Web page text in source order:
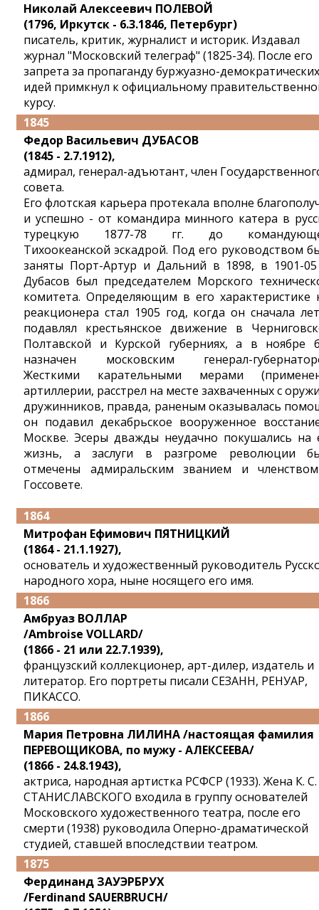
Николай Алексеевич ПОЛЕВОЙ
(1796, Иркутск - 6.3.1846, Петербург)
писатель, критик, журналист и историк. Издавал
журнал "Московский телеграф" (1825-34). После его
запрета за пропаганду буржуазно-демократических
идей примкнул к официальному
курсу.
1845
Федор Васильевич ДУБАСОВ
(1845 - 2.7.1912),
адмирал, генерал-адъютант, член
совета.
Его флотская карьера протекала вполне
и успешно - от командира минного катера в
турецкую 1877-78 гг. до
Тихоокеанской эскадрой. Под его руководством
заняты Порт-Артур и Дальний в 1898, в 1901-05
Дубасов был председателем Морского
комитета. Определяющим в его характеристике
реакционера стал 1905 год, когда он сначала
подавлял крестьянское движение в
Полтавской и Курской губерниях, а в ноябре
назначен московским генерал-
Жесткими карательными мерами
артиллерии, расстрел на месте захваченных с
дружинников, правда, раненым оказывалась
он подавил декабрьское вооруженное
Москве. Эсеры дважды неудачно покушались на
жизнь, а заслуги в разгроме революции
отмечены адмиральским званием и
Госсовете.
1864
Митрофан Ефимович ПЯТНИЦКИЙ
(1864 - 21.1.1927),
основатель и художественный руководитель
народного хора, ныне носящего его имя.
1866
Амбруаз ВОЛЛАР
/Ambroise VOLLARD/
(1866 - 21 или 22.7.1939),
французский коллекционер, арт-дилер, издатель и
литератор. Его портреты писали СЕЗАНН, РЕНУАР,
ПИКАССО.
1866
Мария Петровна ЛИЛИНА /настоящая фамилия
ПЕРЕВОЩИКОВА, по мужу - АЛЕКСЕЕВА/
(1866 - 24.8.1943),
актриса, народная артистка РСФСР (1933). Жена К. С.
СТАНИСЛАВСКОГО входила в группу основателей
Московского художественного театра, после его
смерти (1938) руководила Оперно-драматической
студией, ставшей впоследствии театром.
1875
Фердинанд ЗАУЭРБРУХ
/Ferdinand SAUERBRUCH/